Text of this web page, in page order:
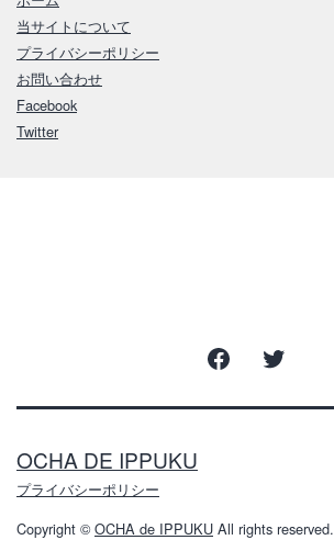
当サイトについて
プライバシーポリシー
お問い合わせ
Facebook
Twitter
Facebook
OCHA DE IPPUKU
プライバシーポリシー
Copyright ©OCHA de IPPUKU All rights reserved.